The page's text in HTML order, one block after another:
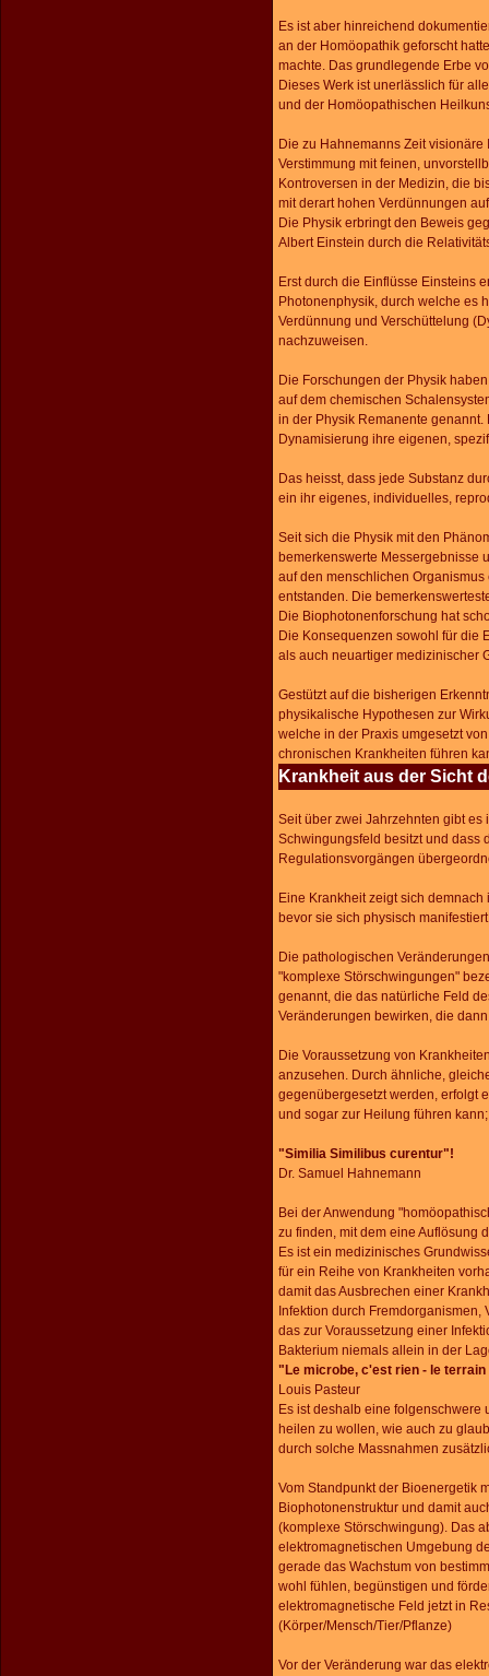
Es ist aber hinreichend
an der Homöopathik geforscht
machte. Das grundlegende Erbe
Dieses Werk ist unerlässlich für
und der Homöopathischen
Die zu Hahnemanns Zeit
Verstimmung mit feinen,
Kontroversen in der Medizin, die
mit derart hohen Verdünnungen
Die Physik erbringt den Beweis
Albert Einstein durch die
Erst durch die Einflüsse Einsteins
Photonenphysik, durch welche es
Verdünnung und Verschüttelung
nachzuweisen.
Die Forschungen der Physik
auf dem chemischen
in der Physik Remanente
Dynamisierung ihre eigenen,
Das heisst, dass jede Substanz
ein ihr eigenes, individuelles,
Seit sich die Physik mit den
bemerkenswerte Messergebnisse
auf den menschlichen Organismus
entstanden. Die
Die Biophotonenforschung hat
Die Konsequenzen sowohl für die
als auch neuartiger medizinischer
Gestützt auf die bisherigen
physikalische Hypothesen zur
welche in der Praxis umgesetzt
chronischen Krankheiten führen
Krankheit aus der Sicht
Seit über zwei Jahrzehnten gibt
Schwingungsfeld besitzt und dass
Regulationsvorgängen
Eine Krankheit zeigt sich
bevor sie sich physisch
Die pathologischen
"komplexe Störschwingungen"
genannt, die das natürliche Feld
Veränderungen bewirken, die
Die Voraussetzung von
anzusehen. Durch ähnliche,
gegenübergesetzt werden, erfolgt
und sogar zur Heilung führen
"Similia Similibus curentur"!
Dr. Samuel Hahnemann
Bei der Anwendung
zu finden, mit dem eine Auflösung
Es ist ein medizinisches
für ein Reihe von Krankheiten
damit das Ausbrechen einer
Infektion durch
das zur Voraussetzung einer
Bakterium niemals allein in der
"Le microbe, c'est rien - le
Louis Pasteur
Es ist deshalb eine folgenschwere
heilen zu wollen, wie auch zu
durch solche Massnahmen
Vom Standpunkt der Bioenergetik
Biophotonenstruktur und damit
(komplexe Störschwingung). Das
elektromagnetischen Umgebung
gerade das Wachstum von
wohl fühlen, begünstigen und
elektromagnetische Feld jetzt in
(Körper/Mensch/Tier/Pflanze)
Vor der Veränderung war das